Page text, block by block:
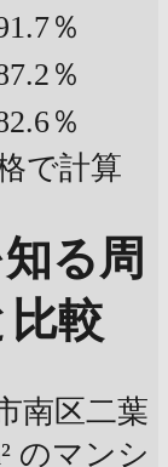
％
％
％
で計算
る周
較
南区二葉
のマンシ